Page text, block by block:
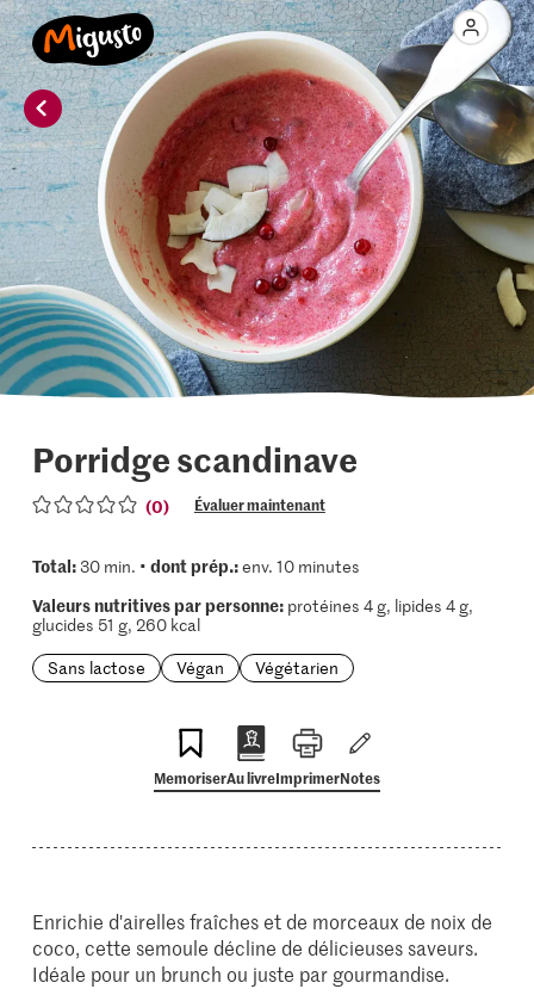
Porridge scandinave
(0) Évaluer maintenant
Total:30 min. • dont prép.:env. 10 minutes
Valeurs nutritives par personne:protéines 4 g, lipides 4 g,
glucides 51 g, 260 kcal
Sans lactose
Végan Végétarien
MemoriserAu livreImprimerNotes
Enrichie d'airelles fraîches et de morceaux de noix de
coco, cette semoule décline de délicieuses saveurs.
Idéale pour un brunch ou juste par gourmandise.